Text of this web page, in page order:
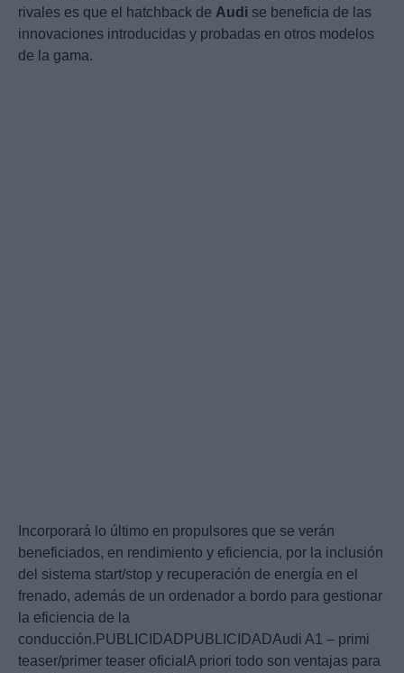
rivales es que el hatchback de Audi se beneficia de las
innovaciones introducidas y probadas en otros modelos
de la gama.
Incorporará lo último en propulsores que se verán
beneficiados, en rendimiento y eficiencia, por la inclusión
del sistema start/stop y recuperación de energía en el
frenado, además de un ordenador a bordo para gestionar
la eficiencia de la
conducción.PUBLICIDADPUBLICIDADAudi A1 – primi
teaser/primer teaser oficialA priori todo son ventajas para